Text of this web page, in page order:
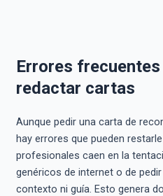
Errores
redactar cartas
Aunque pedir una carta de
hay errores que pueden
profesionales caen en la
genéricos de internet o de
contexto ni guía. Esto genera